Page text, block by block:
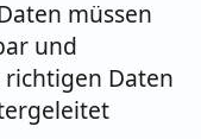
müssen
und
Daten